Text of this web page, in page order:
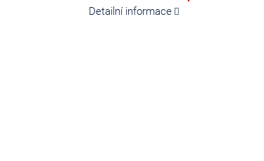
cena:
Detailní informace